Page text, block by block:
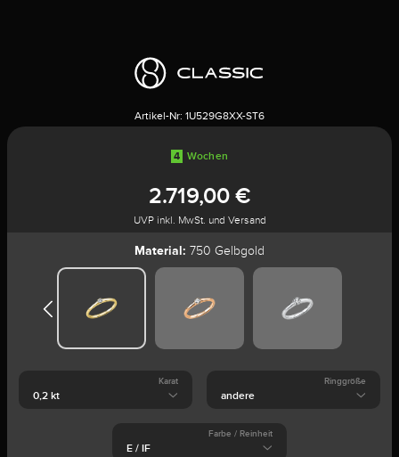
Artikel-Nr: 1U529G8XX-ST6
4 Wochen
2.719,00 €
UVP inkl. MwSt. und Versand
Material: 750 Gelbgold
Karat Ringgröße
Farbe / Reinheit